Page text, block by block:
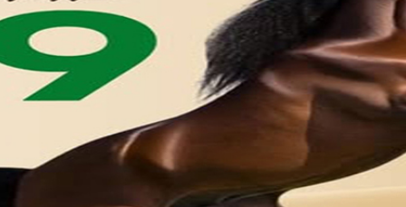
مدينة العاشر من رمضان
01221020029
055-4494429
055-4494406
info.triaeg@yahoo.com